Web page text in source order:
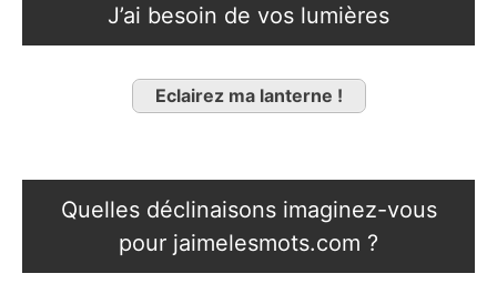
J’ai besoin de vos lumières
Eclairez ma lanterne !
Quelles déclinaisons imaginez-vous
pour jaimelesmots.com ?